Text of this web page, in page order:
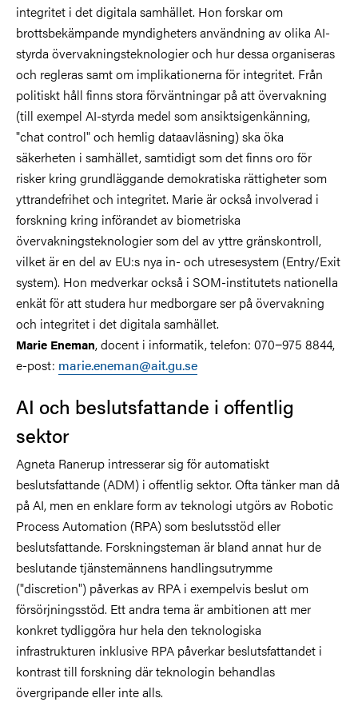
integritet i det digitala samhället. Hon forskar om
brottsbekämpande myndigheters användning av olika AI-
styrda övervakningsteknologier och hur dessa organiseras
och regleras samt om implikationerna för integritet. Från
politiskt håll finns stora förväntningar på att övervakning
(till exempel AI-styrda medel som ansiktsigenkänning,
"chat control" och hemlig dataavläsning) ska öka
säkerheten i samhället, samtidigt som det finns oro för
risker kring grundläggande demokratiska rättigheter som
yttrandefrihet och integritet. Marie är också involverad i
forskning kring införandet av biometriska
övervakningsteknologier som del av yttre gränskontroll,
vilket är en del av EU:s nya in- och utresesystem (Entry/Exit
system). Hon medverkar också i SOM-institutets nationella
enkät för att studera hur medborgare ser på övervakning
och integritet i det digitala samhället.
Marie Eneman, docent i informatik, telefon: 070−975 8844,
e-post: marie.eneman@ait.gu.se
AI och beslutsfattande i offentlig
sektor
Agneta Ranerup intresserar sig för automatiskt
beslutsfattande (ADM) i offentlig sektor. Ofta tänker man då
på AI, men en enklare form av teknologi utgörs av Robotic
Process Automation (RPA) som beslutsstöd eller
beslutsfattande. Forskningsteman är bland annat hur de
beslutande tjänstemännens handlingsutrymme
("discretion") påverkas av RPA i exempelvis beslut om
försörjningsstöd. Ett andra tema är ambitionen att mer
konkret tydliggöra hur hela den teknologiska
infrastrukturen inklusive RPA påverkar beslutsfattandet i
kontrast till forskning där teknologin behandlas
övergripande eller inte alls.